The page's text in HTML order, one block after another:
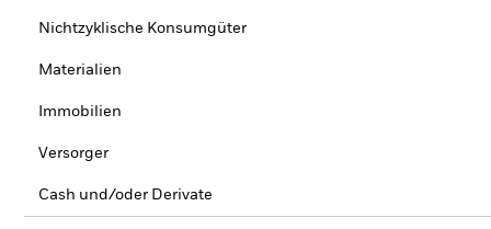
Nichtzyklische Konsumgüter
Materialien
Immobilien
Versorger
Cash und/oder Derivate